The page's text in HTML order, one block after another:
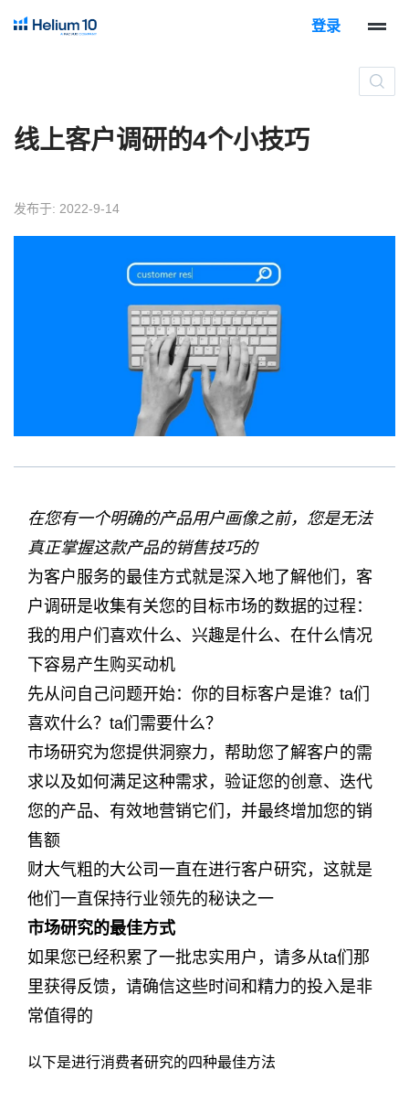
登录
线上客户调研的4个小技巧
发布于: 2022-9-14
在您有一个明确的产品用户画像之前，您是无法
真正掌握这款产品的销售技巧的
为客户服务的最佳方式就是深入地了解他们，客
户调研是收集有关您的目标市场的数据的过程：
我的用户们喜欢什么、兴趣是什么、在什么情况
下容易产生购买动机
先从问自己问题开始：你的目标客户是谁？ta们
喜欢什么？ta们需要什么？
市场研究为您提供洞察力，帮助您了解客户的需
求以及如何满足这种需求，验证您的创意、迭代
您的产品、有效地营销它们，并最终增加您的销
售额
财大气粗的大公司一直在进行客户研究，这就是
他们一直保持行业领先的秘诀之一
市场研究的最佳方式
如果您已经积累了一批忠实用户，请多从ta们那
里获得反馈，请确信这些时间和精力的投入是非
常值得的
以下是进行消费者研究的四种最佳方法